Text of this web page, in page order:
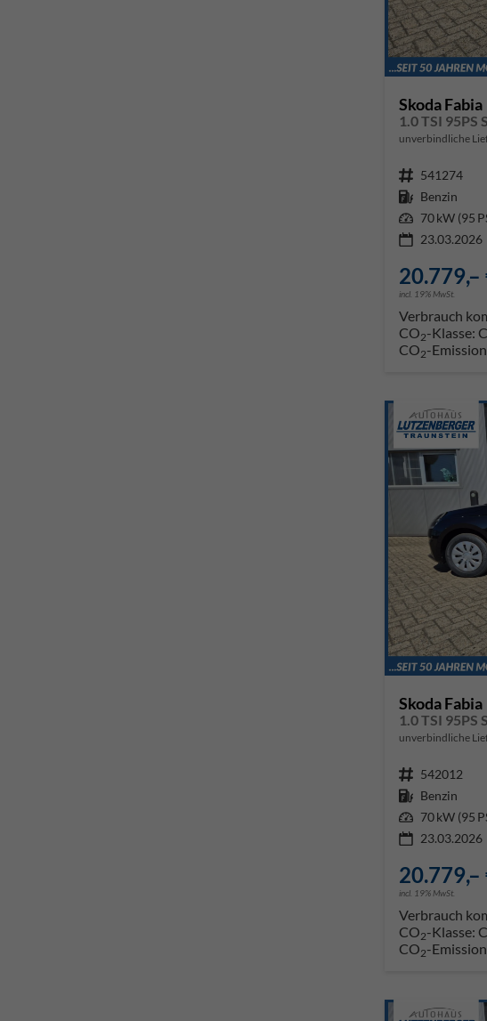
Skoda Fabia
unverbindliche
Fahrzeugnr. 541274
Kraftstoff Benzin
Leistung 70 kW (95
23.03.2026
20.779,–
incl. 19% MwSt.
Verbrauch
CO2-Klasse: C
CO2-
Skoda Fabia
unverbindliche
Fahrzeugnr. 542012
Kraftstoff Benzin
Leistung 70 kW (95
23.03.2026
20.779,–
incl. 19% MwSt.
Verbrauch
CO2-Klasse: C
CO2-